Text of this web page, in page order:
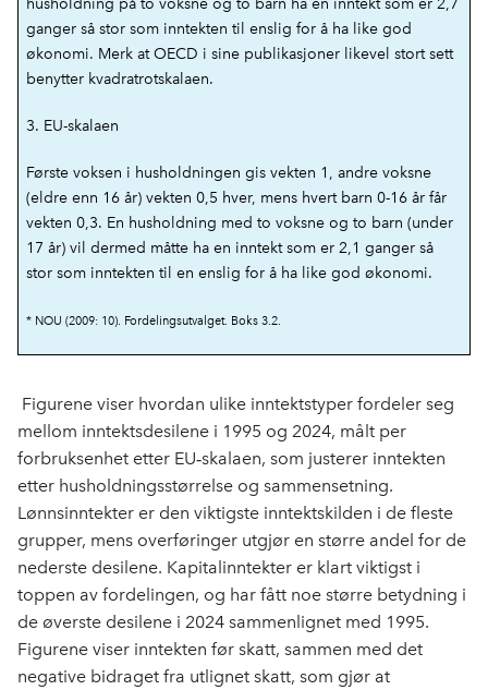
ganger så stor som inntekten til enslig for å ha like god
økonomi. Merk at OECD i sine publikasjoner likevel stort sett
benytter kvadratrotskalaen.
3. EU-skalaen
Første voksen i husholdningen gis vekten 1, andre voksne
(eldre enn 16 år) vekten 0,5 hver, mens hvert barn 0-16 år får
vekten 0,3. En husholdning med to voksne og to barn (under
17 år) vil dermed måtte ha en inntekt som er 2,1 ganger så
stor som inntekten til en enslig for å ha like god økonomi.
* NOU (2009: 10). Fordelingsutvalget. Boks 3.2.
Figurene viser hvordan ulike inntektstyper fordeler seg
mellom inntektsdesilene i 1995 og 2024, målt per
forbruksenhet etter EU‑skalaen, som justerer inntekten
etter husholdningsstørrelse og sammensetning.
Lønnsinntekter er den viktigste inntektskilden i de fleste
grupper, mens overføringer utgjør en større andel for de
nederste desilene. Kapitalinntekter er klart viktigst i
toppen av fordelingen, og har fått noe større betydning i
de øverste desilene i 2024 sammenlignet med 1995.
Figurene viser inntekten før skatt, sammen med det
negative bidraget fra utlignet skatt, som gjør at